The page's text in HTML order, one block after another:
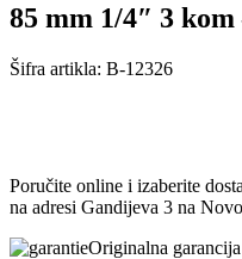
85 mm 1/4″ 3 kom
Šifra artikla: B-12326
Poručite online i izaberite
na adresi Gandijeva 3 na
Originalna garancija